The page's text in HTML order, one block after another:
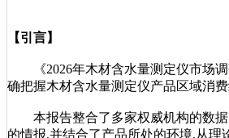
【引言】
《2026年木材含水量测定仪市场调
确把握木材含水量测定仪产品区域消
本报告整合了多家权威机构的数据
的情报,并结合了产品所处的环境,从